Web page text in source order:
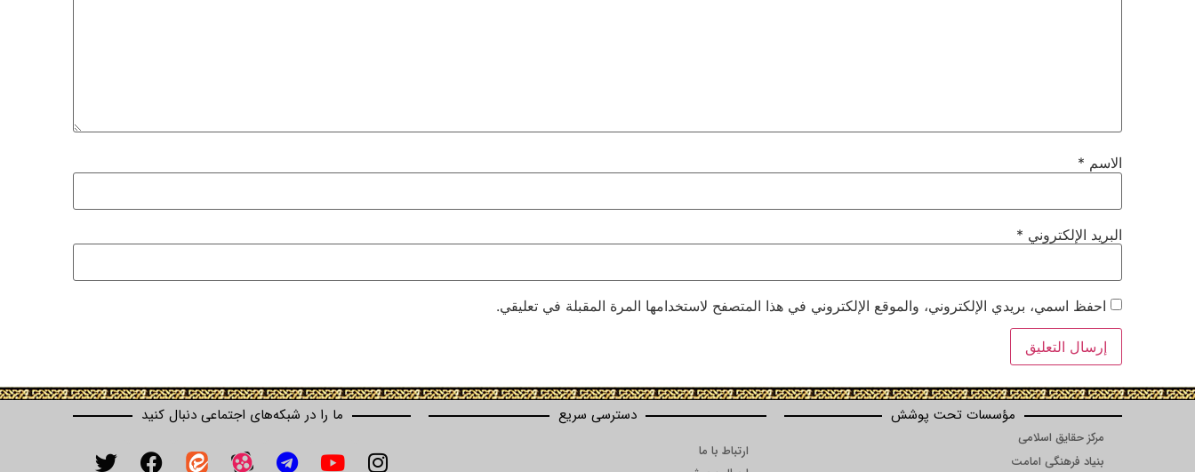
الاسم *
البريد الإلكتروني *
احفظ اسمي، بريدي الإلكتروني، والموقع الإلكتروني في هذا المتصفح لاستخدامها المرة المقبلة في تعليقي.
مؤسسات تحت پوشش
مرکز حقایق اسلامی
بنیاد فرهنگی امامت
دسترسی سریع
ارتباط با ما
ما را در شبکه‌های اجتماعی دنبال کنید